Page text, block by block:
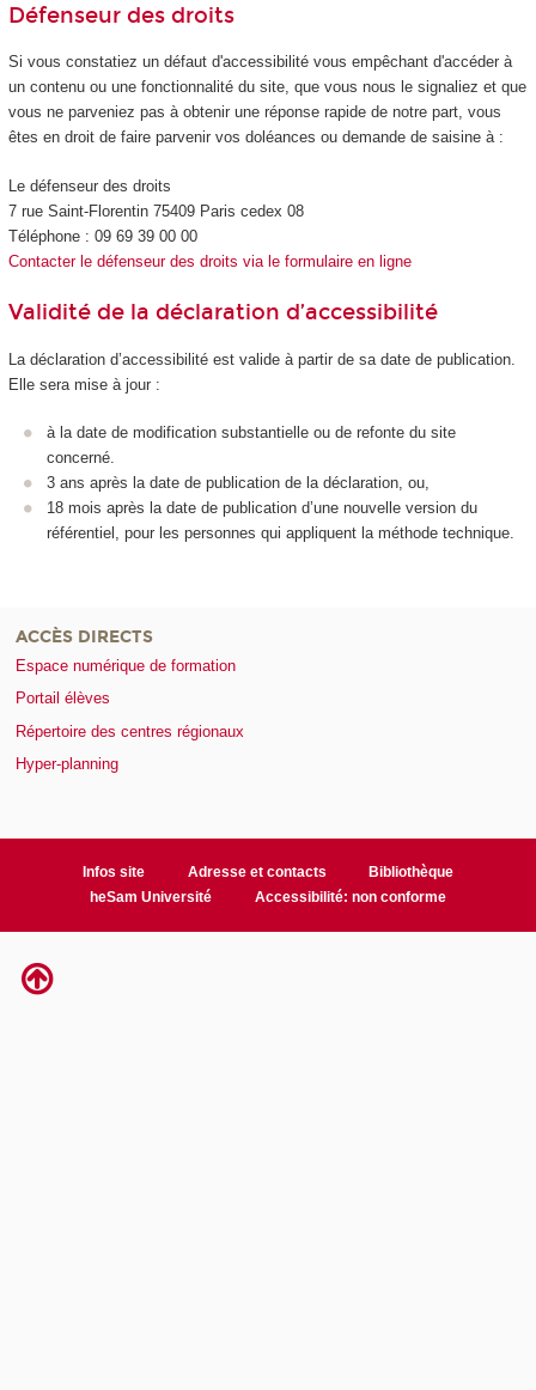
Défenseur des droits
Si vous constatiez un défaut d'accessibilité vous empêchant d'accéder à
un contenu ou une fonctionnalité du site, que vous nous le signaliez et que
vous ne parveniez pas à obtenir une réponse rapide de notre part, vous
êtes en droit de faire parvenir vos doléances ou demande de saisine à :
Le défenseur des droits
7 rue Saint-Florentin 75409 Paris cedex 08
Téléphone : 09 69 39 00 00
Contacter le défenseur des droits via le formulaire en ligne
Validité de la déclaration d’accessibilité
La déclaration d’accessibilité est valide à partir de sa date de publication.
Elle sera mise à jour :
à la date de modification substantielle ou de refonte du site
concerné.
3 ans après la date de publication de la déclaration, ou,
18 mois après la date de publication d’une nouvelle version du
référentiel, pour les personnes qui appliquent la méthode technique.
ACCÈS DIRECTS
Espace numérique de formation
Portail élèves
Répertoire des centres régionaux
Hyper-planning
Infos site Adresse et contacts
Bibliothèque
heSam Université
Accessibilité: non conforme